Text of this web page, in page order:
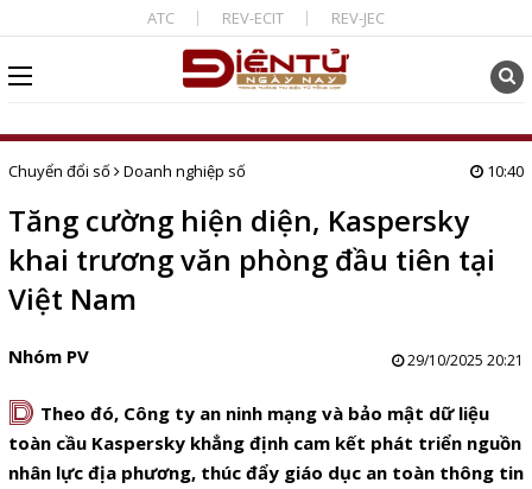
ATC REV-ECIT REV-JEC
Chuyển đổi số Doanh nghiệp số 10:40
Tăng cường hiện diện, Kaspersky
khai trương văn phòng đầu tiên tại
Việt Nam
Nhóm PV 29/10/2025 20:21
D Theo đó, Công ty an ninh mạng và bảo mật dữ liệu
toàn cầu Kaspersky khẳng định cam kết phát triển nguồn
nhân lực địa phương, thúc đẩy giáo dục an toàn thông tin